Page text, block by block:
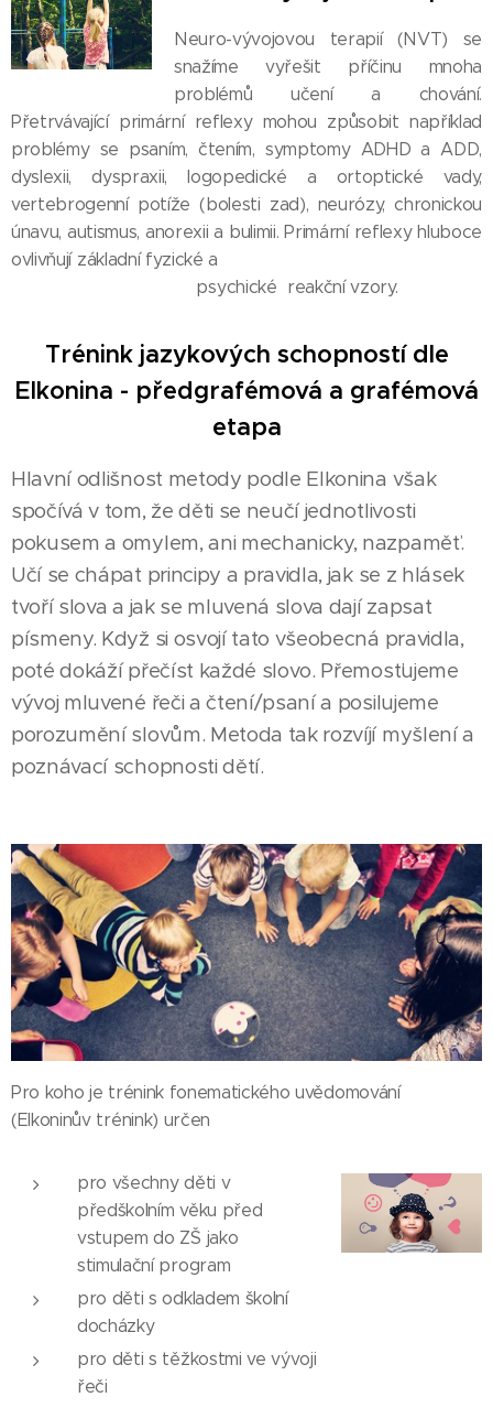
Neuro-vývojovou terapií (NVT) se
snažíme vyřešit příčinu mnoha
problémů učení a chování.
Přetrvávající primární reflexy mohou způsobit například
problémy se psaním, čtením, symptomy ADHD a ADD,
dyslexii, dyspraxii, logopedické a ortoptické vady,
vertebrogenní potíže (bolesti zad), neurózy, chronickou
únavu, autismus, anorexii a bulimii. Primární reflexy hluboce
ovlivňují základní fyzické a
psychické reakční vzory.
Trénink jazykových schopností dle
Elkonina - předgrafémová a grafémová
etapa
Hlavní odlišnost metody podle Elkonina však
spočívá v tom, že děti se neučí jednotlivosti
pokusem a omylem, ani mechanicky, nazpaměť.
Učí se chápat principy a pravidla, jak se z hlásek
tvoří slova a jak se mluvená slova dají zapsat
písmeny. Když si osvojí tato všeobecná pravidla,
poté dokáží přečíst každé slovo. Přemosťujeme
vývoj mluvené řeči a čtení/psaní a posilujeme
porozumění slovům. Metoda tak rozvíjí myšlení a
poznávací schopnosti dětí.
Pro koho je trénink fonematického uvědomování
(Elkoninův trénink) určen
pro všechny děti v
předškolním věku před
vstupem do ZŠ jako
stimulační program
pro děti s odkladem školní
docházky
pro děti s těžkostmi ve vývoji
řeči